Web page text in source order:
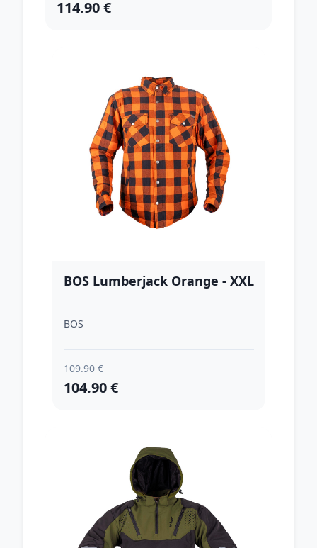
114.90 €
BOS Lumberjack Orange - XXL
BOS
109.90 €
104.90 €